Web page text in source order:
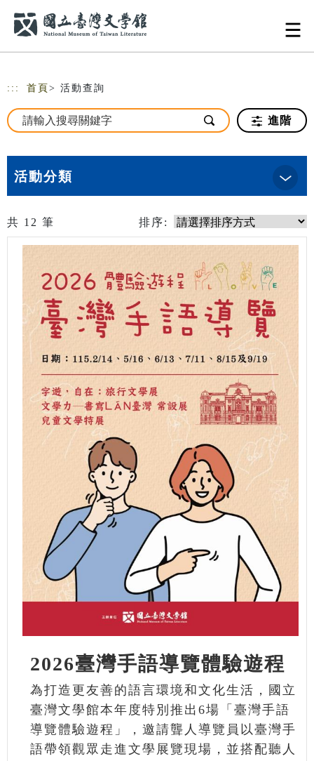
::: 首頁 > 活動查詢
進階
活動分類
共 12 筆 排序:
2026臺灣手語導覽體驗遊程
為打造更友善的語言環境和文化生活，國立
臺灣文學館本年度特別推出6場「臺灣手語
導覽體驗遊程」，邀請聾人導覽員以臺灣手
語帶領觀眾走進文學展覽現場，並搭配聽人